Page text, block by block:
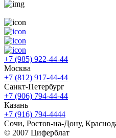
+7 (985) 922-44-44
Москва
+7 (812) 917-44-44
Санкт-Петербург
+7 (906) 794-44-44
Казань
+7 (916) 794-4444
Сочи, Ростов-на-Дону,
© 2007 Циферблат